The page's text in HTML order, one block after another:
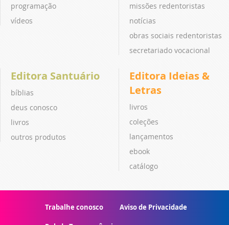
programação
vídeos
missões redentoristas
notícias
obras sociais redentoristas
secretariado vocacional
Editora Santuário
bíblias
deus conosco
livros
outros produtos
Editora Ideias &
Letras
livros
coleções
lançamentos
ebook
catálogo
Trabalhe conosco Aviso de Privacidade